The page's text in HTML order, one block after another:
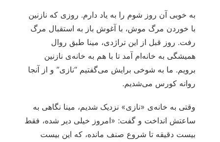
به خوبی آن روز شوم را به یاد دارم. روزی که نازنین
با خوردن مرگ موش، با آغوش باز به استقبال مرگ
رفت. روز قبل از این تراژدی، مینا طبق روال
همیشگی به خانه‌ام آمد تا با هم به خانه‌ی نازنین
برویم. ما به شوخی برایش می‌گفتیم “نازی” و از آنجا
روانه کورس می‌شدیم.
وقتی به خانه‌ی «نازی» نزدیک شدیم، مینا نگاهی به
ساعتش انداخت و گفت: «امروز خیلی دیر شده، فقط
بیست دقیقه تا شروع صنف مانده، که این بیست